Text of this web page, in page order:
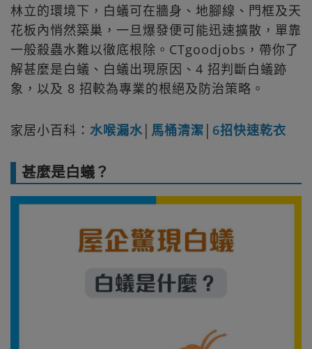
林立的環境下，白蟻可在牆身、地腳線、門框及天
花板內悄然築巢，一旦爆發便可能迅速擴散，單靠
一般殺蟲水難以徹底根除。CTgoodjobs，帶你了
解甚麼是白蟻、白蟻出現原因、4 招判斷白蟻跡
象，以及 8 招較為專業的根絕及防治策略。
家居小百科： 水喉漏水 馬桶清潔 6招快速乾衣
甚麼是白蟻？